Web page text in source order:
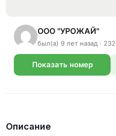
ООО "УРОЖАЙ"
был(а) 9 лет назад ·
Показать номер
Описание